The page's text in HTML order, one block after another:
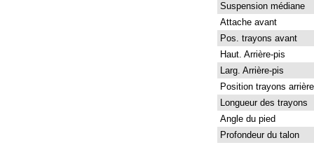
Suspension médiane
Attache avant
Pos. trayons avant
Haut. Arrière-pis
Larg. Arrière-pis
Position trayons arrière
Longueur des trayons
Angle du pied
Profondeur du talon